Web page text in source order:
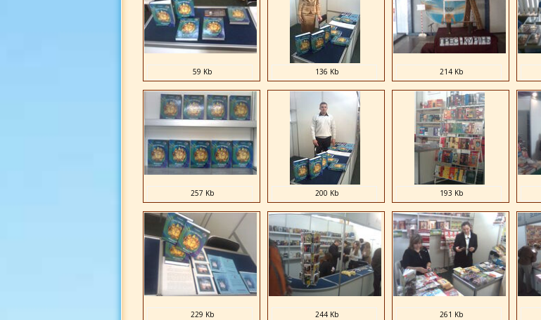
59 Kb 136 Kb 214 Kb
257 Kb 200 Kb 193 Kb
229 Kb 244 Kb 261 Kb